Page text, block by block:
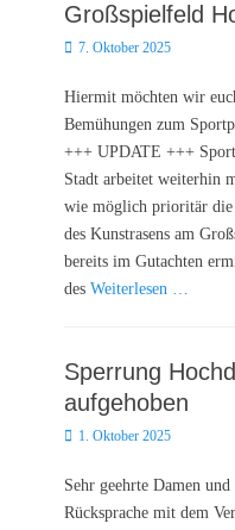
Großspielfeld
Posted
7. Oktober 2025
Hiermit möchten wir
Bemühungen zum
+++ UPDATE +++
Stadt arbeitet weiterhin
wie möglich prioritär die
des Kunstrasens am
bereits im Gutachten
des Weiterlesen …
Sperrung
aufgehoben
Posted
1. Oktober 2025
Sehr geehrte Damen
Rücksprache mit dem